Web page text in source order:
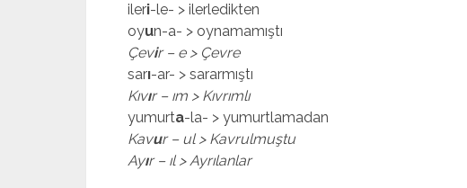
ileri-le- > ilerledikten
oyun-a- > oynamamıştı
Çevir – e > Çevre
sarı-ar- > sararmıştı
Kıvır – ım > Kıvrımlı
yumurta-la- > yumurtlamadan
Kavur – ul > Kavrulmuştu
Ayır – ıl > Ayrılanlar